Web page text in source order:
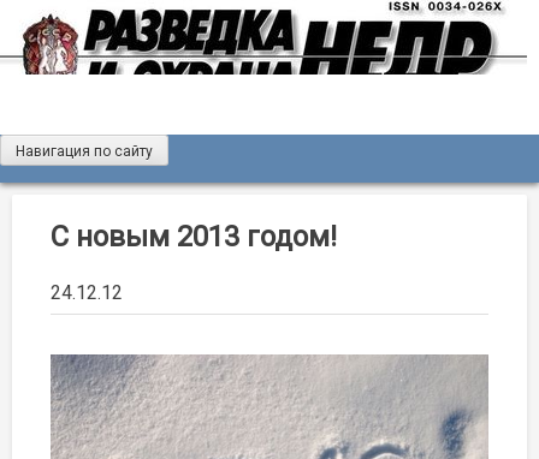
content
Журнал «Разведка и охрана недр»
Мы рады вас приветствовать на сайте журнала «Разведка
и охрана недр»
Навигация по сайту
С новым 2013 годом!
24.12.12